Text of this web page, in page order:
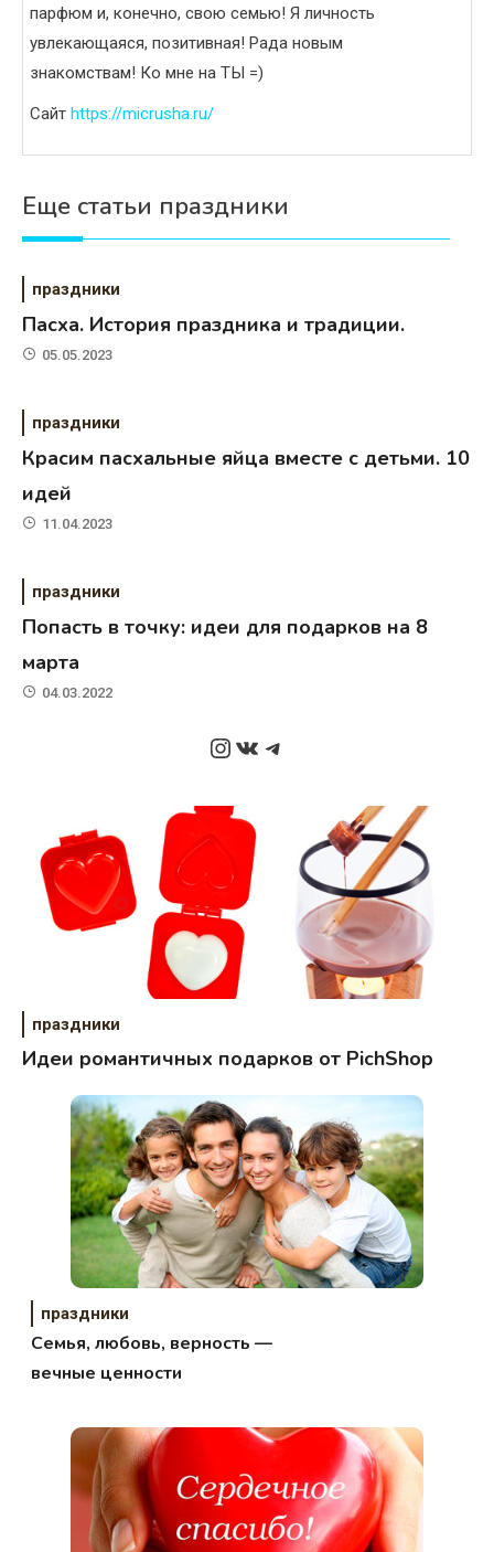
парфюм и, конечно, свою семью! Я личность
увлекающаяся, позитивная! Рада новым
знакомствам! Ко мне на ТЫ =)
Сайт https://micrusha.ru/
Еще статьи праздники
праздники
Пасха. История праздника и традиции.
05.05.2023
праздники
Красим пасхальные яйца вместе с детьми. 10
идей
11.04.2023
праздники
Попасть в точку: идеи для подарков на 8
марта
04.03.2022
Instagram
ВКонтакте
Telegram
праздники
Идеи романтичных подарков от PichShop
праздники
Семья, любовь, верность —
вечные ценности